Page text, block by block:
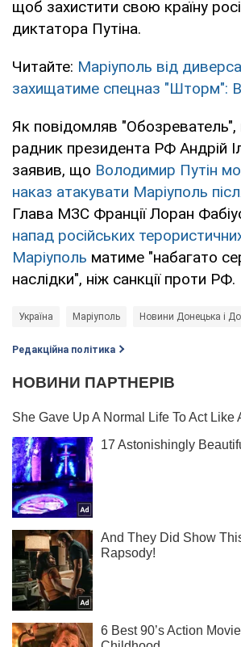
щоб захистити свою країну
диктатора Путіна.
Читайте: Маріуполь від
захищатиме спецназ "Шторм":
Як повідомляв "Обозреватель",
радник президента РФ Андрій
заявив, що Володимир Путін
наказ атакувати Маріуполь
Глава МЗС Франції Лоран
напад російських
Маріуполь матиме "набагато
наслідки", ніж санкції проти РФ.
Україна Маріуполь Новини Донецька і
Редакційна політика